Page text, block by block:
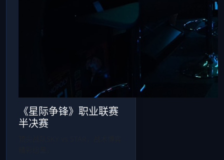
《星际争锋》职业联赛
半决赛